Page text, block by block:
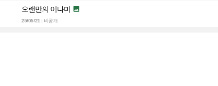
오랜만의 이나미 
25/05/21| 비공개